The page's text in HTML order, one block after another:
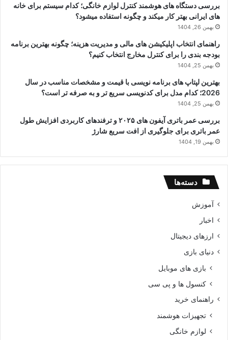
بررسی دستگاه های هوشمند کنترل لوازم خانگی؛ کدام سیستم برای خانه
های ایرانی بهتر کار میکند و چگونه استفاده میشود؟
بهمن 26, 1404
راهنمای انتخاب اپلیکیشن های مالی و مدیریت هزینه؛ چگونه بهترین برنامه
بودجه بندی را برای کنترل مخارج انتخاب کنیم؟
بهمن 25, 1404
بهترین لپتاپ های برنامه نویسی با قیمت و مشخصات مناسب در سال
2026؛ کدام مدل برای کدنویسی سریع تر و به صرفه تر است؟
بهمن 25, 1404
بررسی عمر باتری آیفون های ۲۰۲۵ و ترفندهای کاربردی افزایش طول
عمر باتری برای جلوگیری از افت سریع شارژ
بهمن 19, 1404
دسته‌ها
آموزش
اخبار
ارزهای دیجیتال
دنیای بازی
بازی های موبایل
کنسول ها و پی سی
راهنمای خرید
تجهیزات هوشمند
لوازم خانگی